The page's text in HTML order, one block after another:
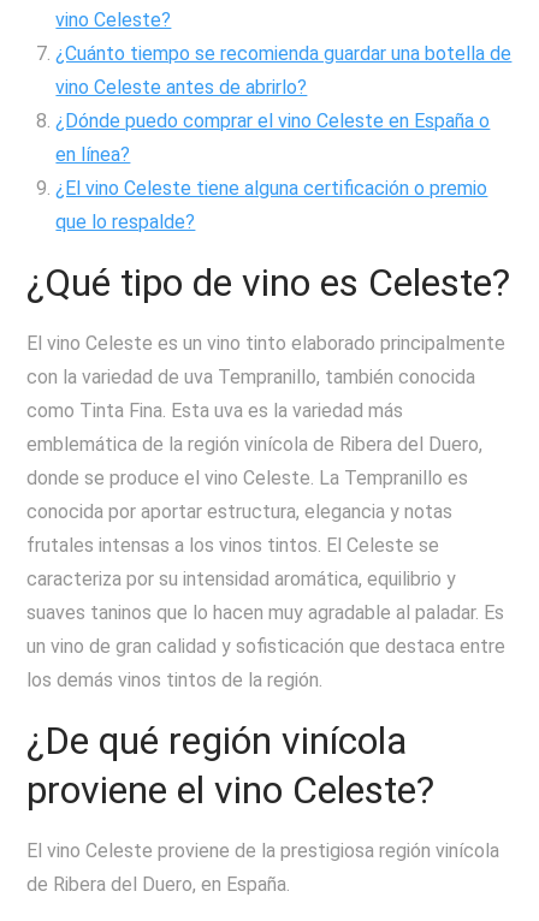
vino Celeste?
¿Cuánto tiempo se recomienda guardar una botella de
vino Celeste antes de abrirlo?
¿Dónde puedo comprar el vino Celeste en España o
en línea?
¿El vino Celeste tiene alguna certificación o premio
que lo respalde?
¿Qué tipo de vino es Celeste?
El vino Celeste es un vino tinto elaborado principalmente
con la variedad de uva Tempranillo, también conocida
como Tinta Fina. Esta uva es la variedad más
emblemática de la región vinícola de Ribera del Duero,
donde se produce el vino Celeste. La Tempranillo es
conocida por aportar estructura, elegancia y notas
frutales intensas a los vinos tintos. El Celeste se
caracteriza por su intensidad aromática, equilibrio y
suaves taninos que lo hacen muy agradable al paladar. Es
un vino de gran calidad y sofisticación que destaca entre
los demás vinos tintos de la región.
¿De qué región vinícola
proviene el vino Celeste?
El vino Celeste proviene de la prestigiosa región vinícola
de Ribera del Duero, en España.